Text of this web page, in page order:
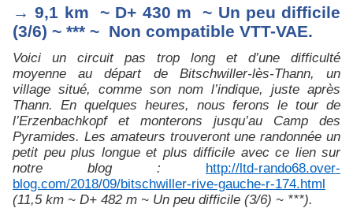
→ 9,1 km ~ D+ 430 m ~ Un peu difficile
(3/6) ~ *** ~ Non compatible VTT-VAE.
Voici un circuit pas trop long et d’une difficulté
moyenne au départ de Bitschwiller-lès-Thann, un
village situé, comme son nom l’indique, juste après
Thann. En quelques heures, nous ferons le tour de
l’Erzenbachkopf et monterons jusqu’au Camp des
Pyramides. Les amateurs trouveront une randonnée un
petit peu plus longue et plus difficile avec ce lien sur
notre blog : http://ltd-rando68.over-
blog.com/2018/09/bitschwiller-rive-gauche-r-174.html
(11,5 km ~ D+ 482 m ~ Un peu difficile (3/6) ~ ***).